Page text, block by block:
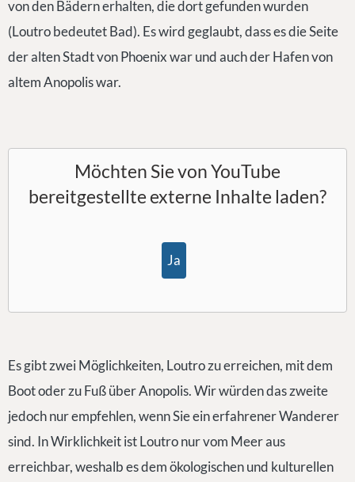
von den Bädern erhalten, die dort gefunden wurden
(Loutro bedeutet Bad). Es wird geglaubt, dass es die Seite
der alten Stadt von Phoenix war und auch der Hafen von
altem Anopolis war.
Möchten Sie vonYouTube
bereitgestellte externe Inhalte laden?
Ja
Es gibt zwei Möglichkeiten, Loutro zu erreichen, mit dem
Boot oder zu Fuß über Anopolis. Wir würden das zweite
jedoch nur empfehlen, wenn Sie ein erfahrener Wanderer
sind. In Wirklichkeit ist Loutro nur vom Meer aus
erreichbar, weshalb es dem ökologischen und kulturellen